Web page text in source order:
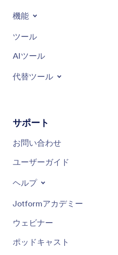
機能
ツール
AIツール
代替ツール
サポート
お問い合わせ
ユーザーガイド
ヘルプ
Jotformアカデミー
ウェビナー
ポッドキャスト